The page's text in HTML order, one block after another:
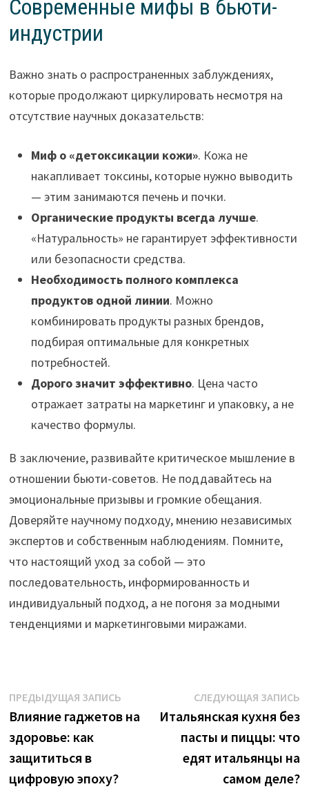
Современные мифы в бьюти-
индустрии
Важно знать о распространенных заблуждениях,
которые продолжают циркулировать несмотря на
отсутствие научных доказательств:
Миф о «детоксикации кожи». Кожа не
накапливает токсины, которые нужно выводить
— этим занимаются печень и почки.
Органические продукты всегда лучше.
«Натуральность» не гарантирует эффективности
или безопасности средства.
Необходимость полного комплекса
продуктов одной линии. Можно
комбинировать продукты разных брендов,
подбирая оптимальные для конкретных
потребностей.
Дорого значит эффективно. Цена часто
отражает затраты на маркетинг и упаковку, а не
качество формулы.
В заключение, развивайте критическое мышление в
отношении бьюти-советов. Не поддавайтесь на
эмоциональные призывы и громкие обещания.
Доверяйте научному подходу, мнению независимых
экспертов и собственным наблюдениям. Помните,
что настоящий уход за собой — это
последовательность, информированность и
индивидуальный подход, а не погоня за модными
тенденциями и маркетинговыми миражами.
Навигация
по
записям
ПРЕДЫДУЩАЯ ЗАПИСЬПредыдущая
запись:
Влияние гаджетов на
здоровье: как
защититься в
цифровую эпоху?
СЛЕДУЮЩАЯ ЗАПИСЬ
Итальянская кухня без
пасты и пиццы: что
едят итальянцы на
самом деле?